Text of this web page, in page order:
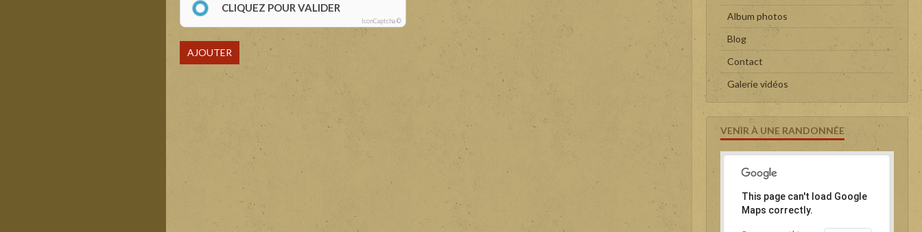
CLIQUEZ POUR VALIDER
IconCaptcha ©
AJOUTER
Album photos
Blog
Contact
Galerie vidéos
VENIR À UNE RANDONNÉE
This page can't load Google
Maps correctly.